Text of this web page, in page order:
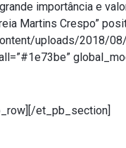
importância e
Martins Crespo”
uploads/2018/08/
et_pb_section]